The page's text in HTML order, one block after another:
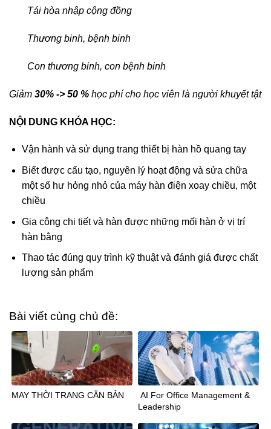
Tái hòa nhập cộng đồng
Thương binh, bệnh binh
Con thương binh, con bệnh binh
Giảm 30% -> 50 % học phí cho học viên là người khuyết tật
NỘI DUNG KHÓA HỌC:
Vận hành và sử dụng trang thiết bị hàn hồ quang tay
Biết được cấu tạo, nguyên lý hoạt động và sửa chữa
một số hư hỏng nhỏ của máy hàn điện xoay chiều, một
chiều
Gia công chi tiết và hàn được những mối hàn ở vị trí
hàn bằng
Thao tác đúng quy trình kỹ thuật và đánh giá được chất
lượng sản phẩm
Bài viết cùng chủ đề:
MAY THỜI TRANG CĂN BẢN
AI For Office Management &
Leadership